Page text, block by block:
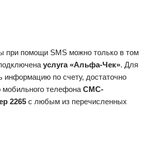
при помощи SMS можно только в том
услуга «Альфа-Чек». Для
информацию по счету, достаточно
мобильного телефона СМС-
2265 с любым из перечисленных